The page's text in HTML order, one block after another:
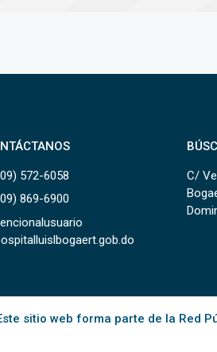
572-6058
869-6900
C/
sitio web forma parte de la Red